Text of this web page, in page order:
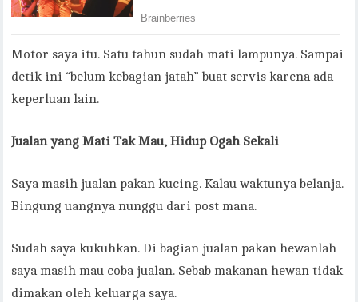
Motor saya itu. Satu tahun sudah mati lampunya. Sampai
detik ini “belum kebagian jatah” buat servis karena ada
keperluan lain.
Jualan yang Mati Tak Mau, Hidup Ogah Sekali
Saya masih jualan pakan kucing. Kalau waktunya belanja.
Bingung uangnya nunggu dari post mana.
Sudah saya kukuhkan. Di bagian jualan pakan hewanlah
saya masih mau coba jualan. Sebab makanan hewan tidak
dimakan oleh keluarga saya.